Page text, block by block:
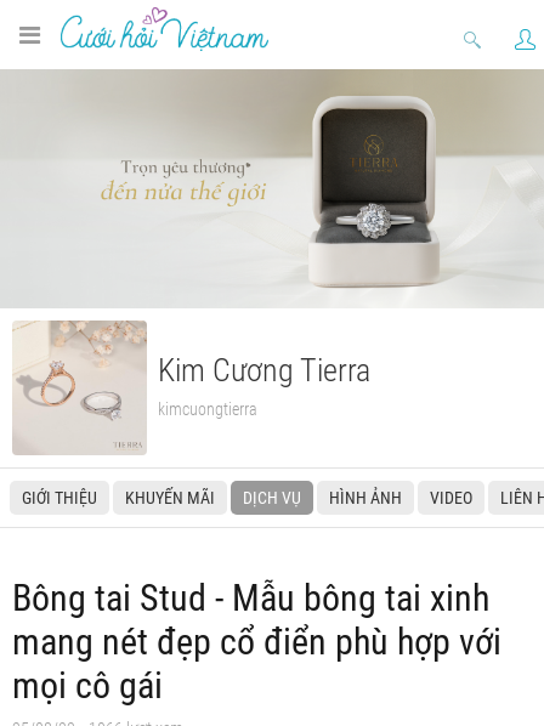
Kim Cương Tierra
kimcuongtierra
GIỚI THIỆU KHUYẾN MÃI DỊCH VỤ HÌNH ẢNH VIDEO LIÊN
Bông tai Stud - Mẫu bông tai xinh
mang nét đẹp cổ điển phù hợp với
mọi cô gái